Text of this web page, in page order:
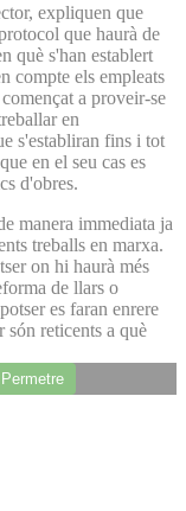
expliquen que
que haurà de
què s'han establert
compte els empleats
a proveir-se
en
s'establiran fins i tot
en el seu cas es
d'obres.
manera immediata ja
treballs en marxa.
on hi haurà més
de llars o
es faran enrere
reticents a què
Permetre